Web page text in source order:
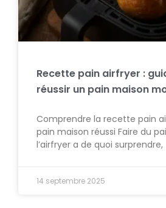
Recette pain airfryer :
réussir un pain maison
Comprendre la recette pain
pain maison réussi Faire du
l’airfryer a de quoi surprendre,
14 septembre 2025